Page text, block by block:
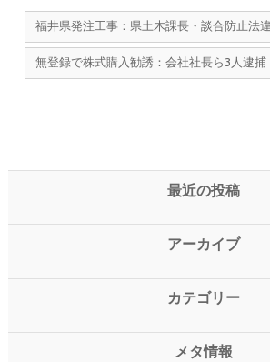
福井県発注工事：県土木課長・談合防止法
無登録で株式購入勧誘：会社社長ら3人逮捕
最近の投稿
アーカイブ
カテゴリー
メタ情報